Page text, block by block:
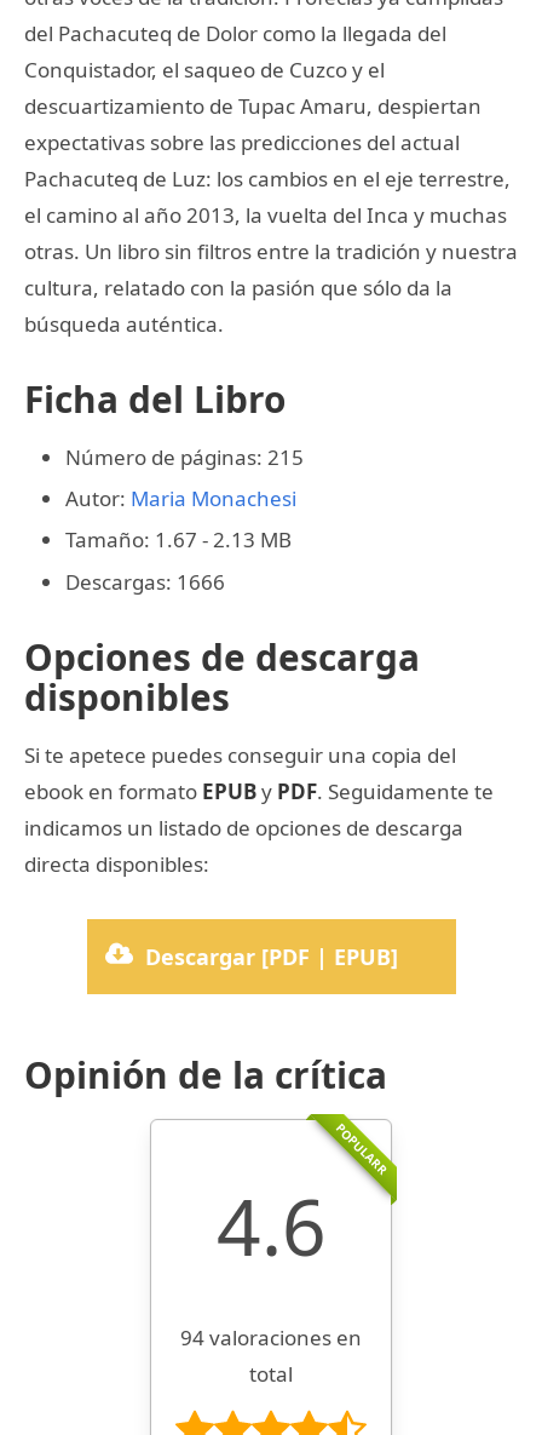
del Pachacuteq de Dolor como la llegada del
Conquistador, el saqueo de Cuzco y el
descuartizamiento de Tupac Amaru, despiertan
expectativas sobre las predicciones del actual
Pachacuteq de Luz: los cambios en el eje terrestre,
el camino al año 2013, la vuelta del Inca y muchas
otras. Un libro sin filtros entre la tradición y nuestra
cultura, relatado con la pasión que sólo da la
búsqueda auténtica.
Ficha del Libro
Número de páginas: 215
Autor: Maria Monachesi
Tamaño: 1.67 - 2.13 MB
Descargas: 1666
Opciones de descarga
disponibles
Si te apetece puedes conseguir una copia del
ebook en formato EPUBy PDF. Seguidamente te
indicamos un listado de opciones de descarga
directa disponibles:
Descargar [PDF | EPUB]
Opinión de la crítica
POPULARR
4.6
94 valoraciones en
total